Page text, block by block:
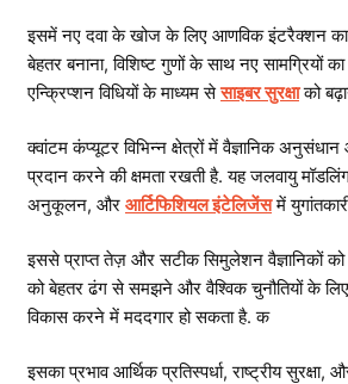
इसमें नए दवा के खोज के लिए आणविक इंटरैक्शन
बेहतर बनाना, विशिष्ट गुणों के साथ नए सामग्रियों
एन्क्रिप्शन विधियों के माध्यम सेसाइबर सुरक्षाको
क्वांटम कंप्यूटर विभिन्न क्षेत्रों में वैज्ञानिक
प्रदान करने की क्षमता रखती है. यह जलवायु
अनुकूलन, और आर्टिफिशियल इंटेलिजेंसमें
इससे प्राप्त तेज़ और सटीक सिमुलेशन वैज्ञानिकों
को बेहतर ढंग से समझने और वैश्विक चुनौतियों के लिए
विकास करने में मददगार हो सकता है. क
इसका प्रभाव आर्थिक प्रतिस्पर्धा, राष्ट्रीय सुरक्षा,